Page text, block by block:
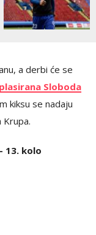
a derbi će se
Sloboda
kiksu se nadaju
Krupa.
13. kolo